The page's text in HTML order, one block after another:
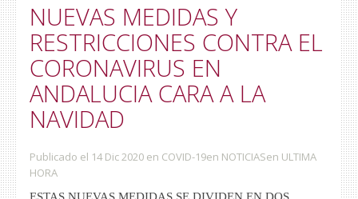
NUEVAS MEDIDAS Y
RESTRICCIONES CONTRA EL
CORONAVIRUS EN
ANDALUCIA CARA A LA
NAVIDAD
Publicado el 14 Dic 2020 en COVID-19en NOTICIASen ULTIMA
HORA
ESTAS NUEVAS MEDIDAS SE DIVIDEN EN DOS